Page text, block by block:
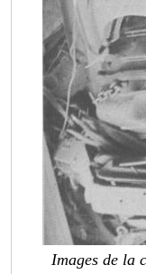
Images de la